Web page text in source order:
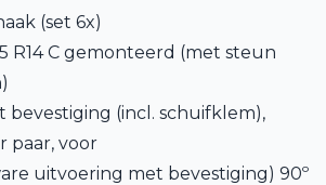
(set 6x)
R14 C gemonteerd (met steun
bevestiging (incl. schuifklem),
paar, voor
uitvoering met bevestiging) 90º